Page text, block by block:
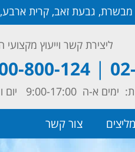
מבשרת, גבעת זאב, קרית ארבע,
ליצירת קשר וייעוץ
|
800-124
17:00 יום ו 9:00-13:00
צור קשר